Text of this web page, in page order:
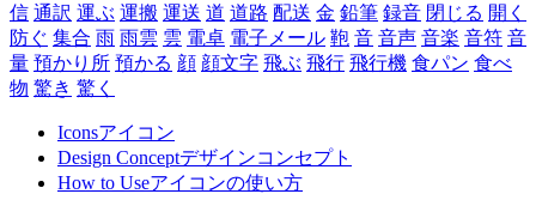
信 通訳 運ぶ 運搬 運送 道 道路 配送 金 鉛筆 録音 閉じる 開く
防ぐ 集合 雨 雨雲 雲 電卓 電子メール 鞄 音 音声 音楽 音符 音
量 預かり所 預かる 顔 顔文字 飛ぶ 飛行 飛行機 食パン 食べ
物 驚き 驚く
Iconsアイコン
Design Conceptデザインコンセプト
How to Useアイコンの使い方